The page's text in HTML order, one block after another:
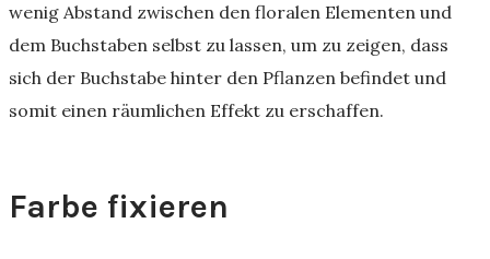
wenig Abstand zwischen den floralen Elementen und
dem Buchstaben selbst zu lassen, um zu zeigen, dass
sich der Buchstabe hinter den Pflanzen befindet und
somit einen räumlichen Effekt zu erschaffen.
Farbe fixieren